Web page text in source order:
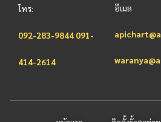
โทร:
092-283-9844 091-
414-2614
อีเมล